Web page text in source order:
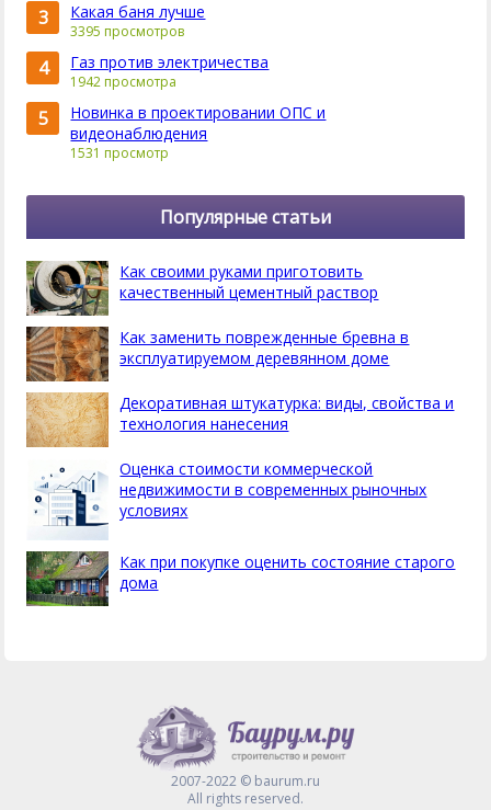
3 Какая баня лучше
3395 просмотров
4 Газ против электричества
1942 просмотра
5
Новинка в проектировании ОПС и
видеонаблюдения
1531 просмотр
Популярные статьи
Как своими руками приготовить
качественный цементный раствор
Как заменить поврежденные бревна в
эксплуатируемом деревянном доме
Декоративная штукатурка: виды, свойства и
технология нанесения
Оценка стоимости коммерческой
недвижимости в современных рыночных
условиях
Как при покупке оценить состояние старого
дома
2007-2022 © baurum.ru
All rights reserved.